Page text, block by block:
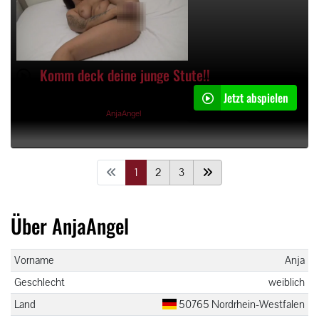
Komm deck deine junge Stute!!
AnjaAngel
Jetzt abspielen
1 2 3
Über AnjaAngel
Vorname
Anja
Geschlecht
weiblich
Land
50765 Nordrhein-Westfalen